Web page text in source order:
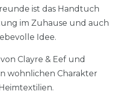
ist das Handtuch
im Zuhause und auch
Idee.
Clayre & Eef und
wohnlichen Charakter